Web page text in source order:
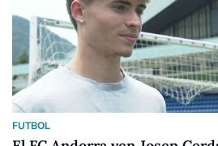
FUTBOL